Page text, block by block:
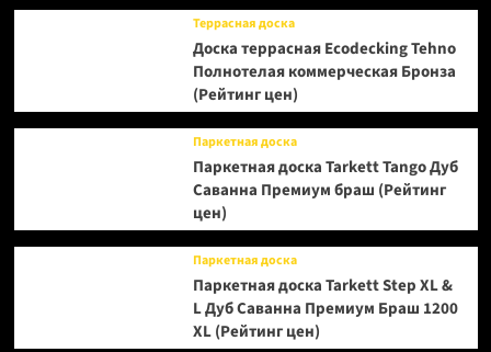
Террасная доска
Доска террасная Ecodecking Tehno
Полнотелая коммерческая Бронза
(Рейтинг цен)
Паркетная доска
Паркетная доска Tarkett Tango Дуб
Саванна Премиум браш (Рейтинг
цен)
Паркетная доска
Паркетная доска Tarkett Step XL &
L Дуб Саванна Премиум Браш 1200
XL (Рейтинг цен)